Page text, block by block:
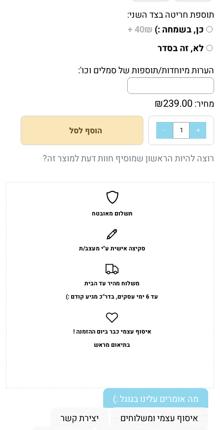
תוספת חריטה בצד השני:
כן, בשמחה :) 40₪ +
לא, זה בסדר
הערות מיוחדות/תוספות של סמלים וכו':
מחיר: ₪239.00
הוסף לסל
רוצה להיות הראשון שמוסיף חוות דעת למוצר זה?
תשלום מאובטח
סקיצה אישית ע"י מעצב/ת
משלוח מהיר עד הבית
עד 6 ימי עסקים, בדר"כ מגיע קודם :)
איסוף עצמי כבר ביום ההזמנה !
בתיאום מראש
מה אומרים עלינו בגוגל :)
איסוף עצמי ומשלוחים
יצירת קשר